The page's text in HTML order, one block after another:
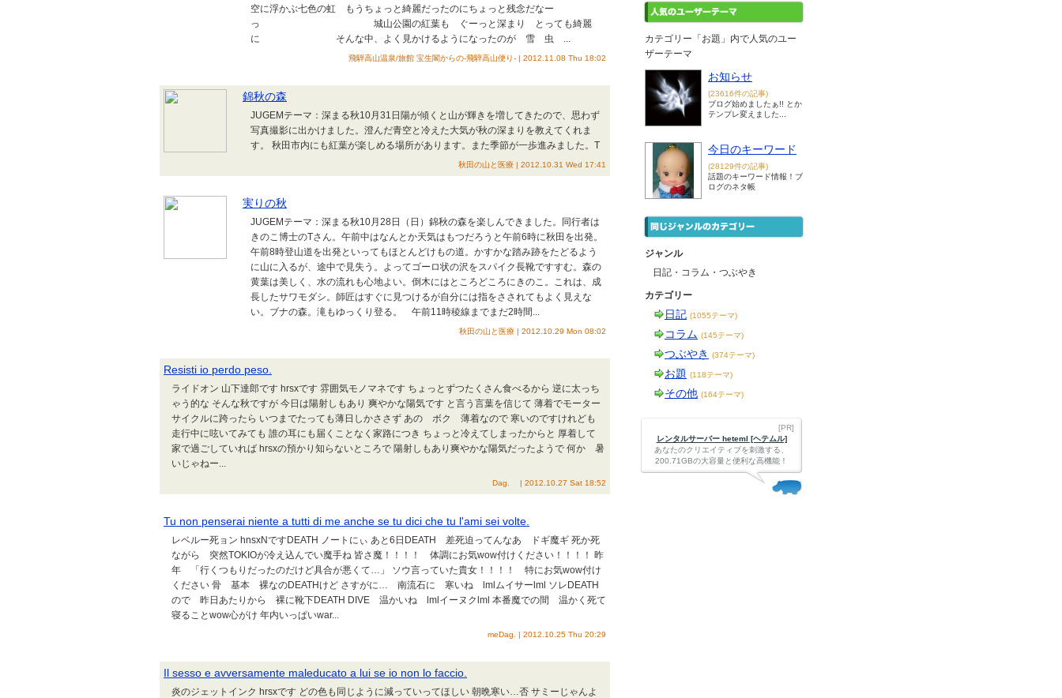
空に浮かぶ七色の虹 もうちょっと綺麗だったのにちょっと残念だなー
っ 城山公園の紅葉も ぐーっと深まり とっても綺麗
に そんな中、よく見かけるようになったのが 雪 虫 ...
飛騨高山温泉/旅館 宝生閣からの-飛騨高山便り- | 2012.11.08 Thu 18:02
錦秋の森
JUGEMテーマ：深まる秋10月31日陽が傾くと山が輝きを増してきたので、思わず
写真撮影に出かけました。澄んだ青空と冷えた大気が秋の深まりを教えてくれま
す。 秋田市内にも紅葉が楽しめる場所があります。また季節が一歩進みました。T
秋田の山と医療 | 2012.10.31 Wed 17:41
実りの秋
JUGEMテーマ：深まる秋10月28日（日）錦秋の森を楽しんできました。同行者は
きのこ博士のTさん。午前中はなんとか天気はもつだろうと午前6時に秋田を出発。
午前8時登山道を出発といってもほとんどけもの道。かすかな踏み跡をたどるよう
に山に入るが、途中で見失う。よってゴーロ状の沢をスパイク長靴ですすむ。森の
黄葉は美しく、水の流れも心地よい。倒木にはところどころにきのこ。これは、成
長したサワモダシ。師匠はすぐに見つけるが自分には指をさされてもよく見えな
い。ブナの森。滝もゆっくり登る。 午前11時稜線までまだ2時間...
秋田の山と医療 | 2012.10.29 Mon 08:02
Resisti io perdo peso.
ライドオン 山下達郎です hrsxです 雰囲気モノマネです ちょっとずつたくさん食べるから 逆に太っち
ゃう的な そんな秋ですが 今日は陽射しもあり 爽やかな陽気です と言う言葉を信じて 薄着でモーター
サイクルに跨ったら いつまでたっても薄日しかささず あの ボク 薄着なので 寒いのですけれども
走行中に呟いてみても 誰の耳にも届くことなく家路につき ちょっと冷えてしまったからと 厚着して
家で過ごしていれば hrsxの預かり知らないところで 陽射しもあり爽やかな陽気だったようで 何か 暑
いじゃねー...
Dag. | 2012.10.27 Sat 18:52
Tu non penserai niente a tutti di me anche se tu dici che tu l'ami sei volte.
レベルー死ョン hnsxNですDEATH ノートにぃ あと6日DEATH 差死迫ってんなあ ドギ魔ギ 死か死
ながら 突然TOKIOが冷え込んでい魔手ね 皆さ魔！！！！ 体調にお気wow付けください！！！！ 昨
年 「行くつもりだったのだけど具合が悪くて…」 ソウ言っていた貴女！！！！ 特にお気wow付け
ください 骨 基本 裸なのDEATHけど さすがに… 南流石に 寒いね lmlムイサーlml ソレDEATH
ので 昨日あたりから 裸に靴下DEATH DIVE 温かいね lmlイーヌクlml 本番魔での間 温かく死て
寝ることwow心がけ 年内いっぱいwar...
meDag. | 2012.10.25 Thu 20:29
Il sesso e avversamente maleducato a lui se io non lo faccio.
炎のジェットインク hrsxです どの色も同じように減っていってほしい 朝晩寒い…否 サミーじゃんよ
カテゴリー「お題」内で人気のユー
ザーテーマ
お知らせ
(23616件の記事)
ブログ始めましたぁ!! とか
テンプレ変えました...
今日のキーワード
(28129件の記事)
話題のキーワード情報！ブ
ログのネタ帳
ジャンル
日記・コラム・つぶやき
カテゴリー
日記 (1055テーマ)
コラム (145テーマ)
つぶやき (374テーマ)
お題 (118テーマ)
その他 (164テーマ)
[PR]
レンタルサーバー heteml [ヘテムル]
あなたのクリエイティブを刺激する、
200.71GBの大容量と便利な高機能！